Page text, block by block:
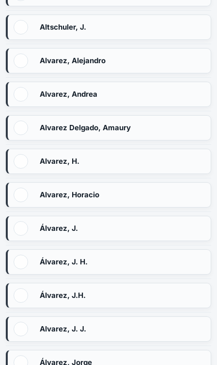
Altschuler, J.
Alvarez, Alejandro
Alvarez, Andrea
Alvarez Delgado, Amaury
Alvarez, H.
Alvarez, Horacio
Álvarez, J.
Álvarez, J. H.
Álvarez, J.H.
Alvarez, J. J.
Álvarez, Jorge